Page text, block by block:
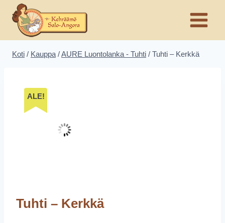
Siirry
sisältöön
Koti / Kauppa /AURE Luontolanka - Tuhti / Tuhti – Kerkkä
ALE!
Tuhti – Kerkkä